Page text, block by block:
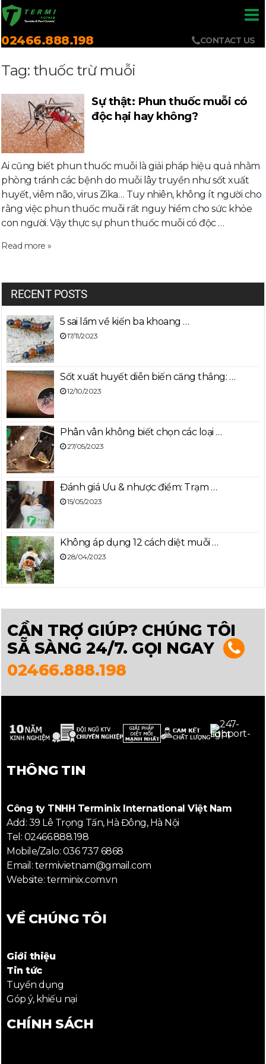
02466.888.198 CONTACT US
Tag: thuốc trừ muỗi
Sự thật: Phun thuốc muỗi có
độc hại hay không?
Ai cũng biết phun thuốc muỗi là giải pháp hiệu quả nhằm
phòng tránh các bệnh do muỗi lây truyền như sốt xuất
huyết, viêm não, virus Zika… Tuy nhiên, không ít người cho
rằng việc phun thuốc muỗi rất nguy hiểm cho sức khỏe
con người. Vậy thực sự phun thuốc muỗi có độc …
Read more »
RECENT POSTS
5 sai lầm về kiến ba khoang …
17/11/2023
Sốt xuất huyết diễn biến căng thẳng: …
12/10/2023
Phân vân không biết chọn các loại …
27/05/2023
Đánh giá Ưu & nhược điểm: Trạm …
15/05/2023
Không áp dụng 12 cách diệt muỗi …
28/04/2023
CẦN TRỢ GIÚP? CHÚNG TÔI
SẴ SÀNG 24/7. GỌI NGAY
02466.888.198
THÔNG TIN
Công ty TNHH Terminix International Việt Nam
Add: 39 Lê Trọng Tấn, Hà Đông, Hà Nội
Tel: 02466.888.198
Mobile/Zalo: 036 737 6868
Email: termivietnam@gmail.com
Website: terminix.com.vn
VỀ CHÚNG TÔI
Giới thiệu
Tin tức
Tuyển dụng
Góp ý, khiếu nại
CHÍNH SÁCH